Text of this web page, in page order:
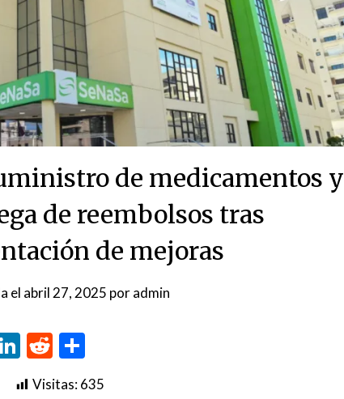
de medicamentos y
de reembolsos tras
de mejoras
el abril 27, 2025 poradmin
LinkedIn
Reddit
Visitas:635